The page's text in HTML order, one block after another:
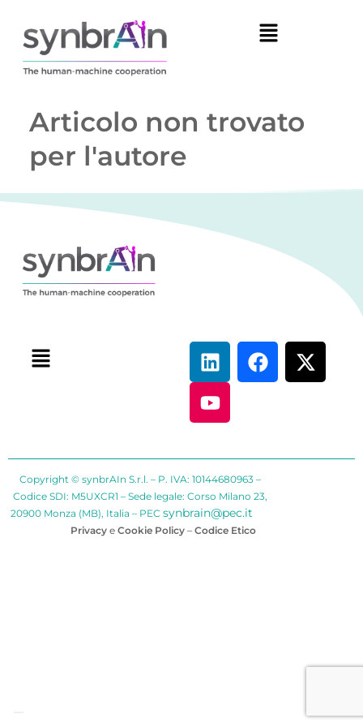
Articolo non trovato
per l'autore
Copyright © synbrAIn S.r.l. – P. IVA: 10144680963 –
Codice SDI: M5UXCR1 – Sede legale: Corso Milano 23,
20900 Monza (MB), Italia – PEC synbrain@pec.it
Privacy e Cookie Policy – Codice Etico